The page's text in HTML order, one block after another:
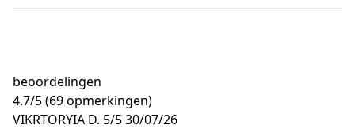
beoordelingen
4.7/5(69 opmerkingen)
VIKRTORYIA D. 5/530/07/26